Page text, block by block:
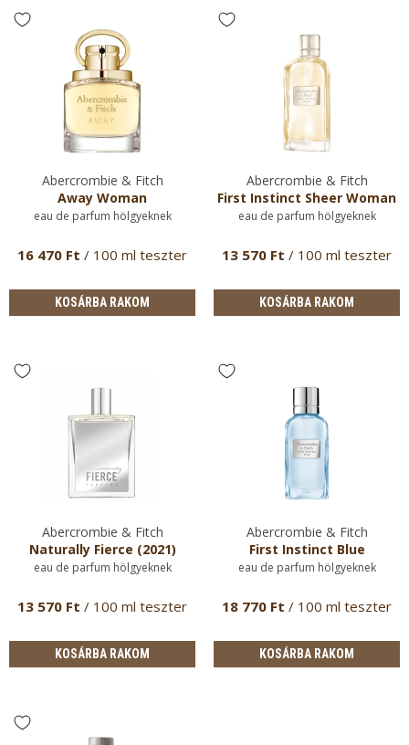
Abercrombie & Fitch
Away Woman
eau de parfum hölgyeknek
16 470 Ft / 100 ml teszter
KOSÁRBA RAKOM
Abercrombie & Fitch
First Instinct Sheer Woman
eau de parfum hölgyeknek
13 570 Ft / 100 ml teszter
KOSÁRBA RAKOM
Abercrombie & Fitch
Naturally Fierce (2021)
eau de parfum hölgyeknek
13 570 Ft / 100 ml teszter
KOSÁRBA RAKOM
Abercrombie & Fitch
First Instinct Blue
eau de parfum hölgyeknek
18 770 Ft / 100 ml teszter
KOSÁRBA RAKOM